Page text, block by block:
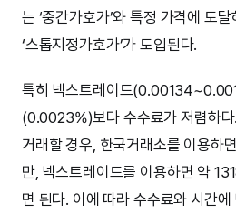
는 ‘중간가호가’와 특정 가격에 도
‘스톱지정가호가’가 도입된다.
특히 넥스트레이드
(0.0023%)보다 수수료가 저렴하
거래할 경우, 한국거래소를 이용하
만, 넥스트레이드를 이용하면 약
면 된다. 이에 따라 수수료와 시간